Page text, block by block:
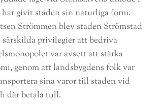
givit staden sin naturliga form.
Strömmen blev staden Strömstad
särskilda privilegier att bedriva
var avsett att stärka
genom att landsbygdens folk var
sina varor till staden vid
där betala tull.